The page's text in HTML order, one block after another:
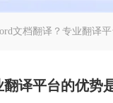
文档翻译？专业翻译
译平台的优势